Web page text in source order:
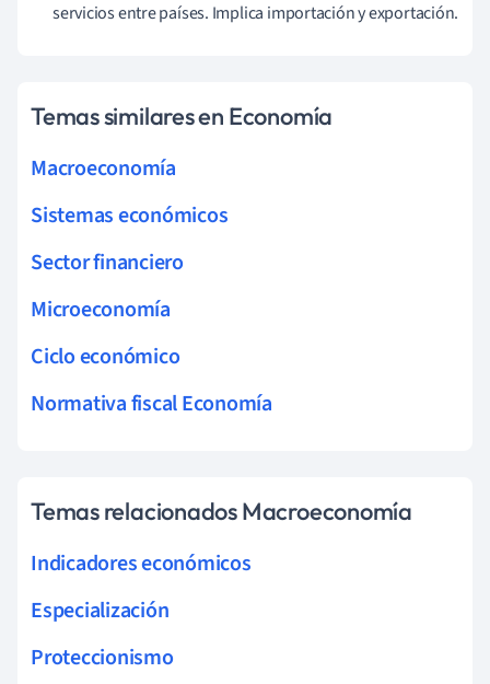
servicios entre países. Implica importación y exportación.
Temas similares en Economía
Macroeconomía
Sistemas económicos
Sector financiero
Microeconomía
Ciclo económico
Normativa fiscal Economía
Temas relacionados Macroeconomía
Indicadores económicos
Especialización
Proteccionismo